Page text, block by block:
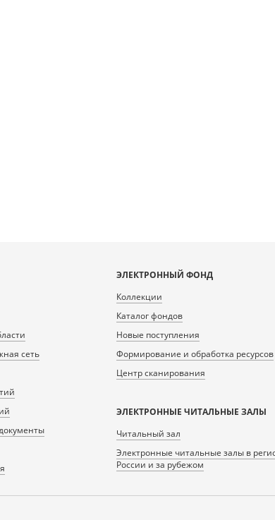
сеть
ЭЛЕКТРОННЫЙ ФОНД
Коллекции
Каталог фондов
Новые поступления
Формирование и обработка ресурсов
Центр сканирования
ЭЛЕКТРОННЫЕ ЧИТАЛЬНЫЕ ЗАЛЫ
Читальный зал
Электронные читальные залы в
России и за рубежом